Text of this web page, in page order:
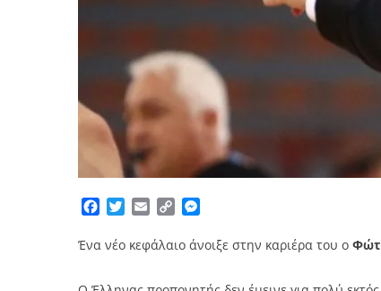
Facebook
TwitterEmailCopy
Ένα νέο κεφάλαιο άνοιξε στην καριέρα του ο